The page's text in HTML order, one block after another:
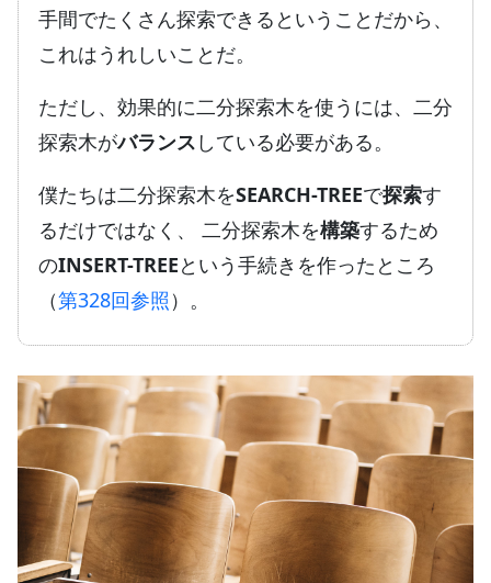
手間でたくさん探索できるということだから、
これはうれしいことだ。
ただし、効果的に二分探索木を使うには、二分
探索木がバランス している必要がある。
僕たちは二分探索木をSEARCH-TREEで探索す
るだけではなく、 二分探索木を構築するため
のINSERT-TREEという手続きを作ったところ
（第328回参照 ）。